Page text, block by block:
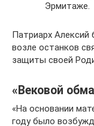
Эрмитаже.
Патриарх Алексий
возле останков
защиты своей
«Вековой
«На основании
году было